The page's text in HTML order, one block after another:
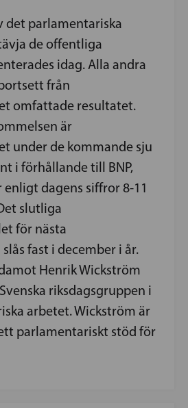
det parlamentariska
de offentliga
idag. Alla andra
från
omfattade resultatet.
är
under de kommande sju
i förhållande till BNP,
dagens siffror 8-11
slutliga
för nästa
fast i december i år.
Henrik Wickström
riksdagsgruppen i
arbetet. Wickström är
parlamentariskt stöd för